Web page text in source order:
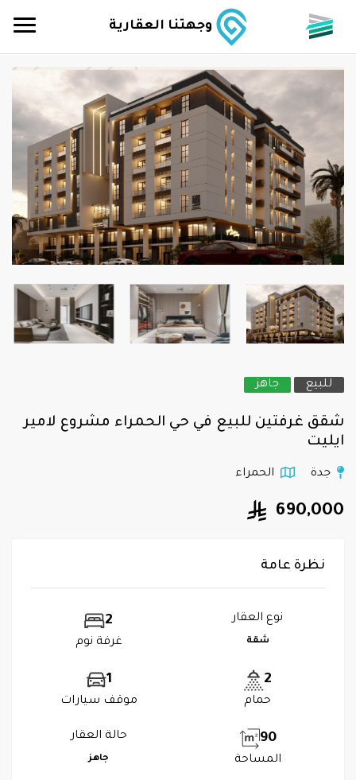
وجهتنا العقارية
للبيع جاهز
شقق غرفتين للبيع في حي الحمراء مشروع لامير
ايليت
جدة الحمراء
690,000
نظرة عامة
نوع العقار
شقة
2
غرفة نوم
2
حمام
1
موقف سيارات
90
المساحة
حالة العقار
جاهز